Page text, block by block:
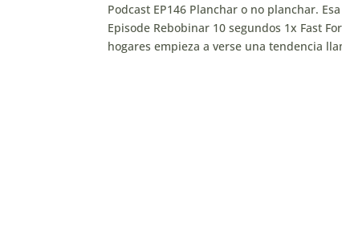
Podcast EP146 Planchar o no planchar.
Episode Rebobinar 10 segundos 1x Fast
hogares empieza a verse una tendencia